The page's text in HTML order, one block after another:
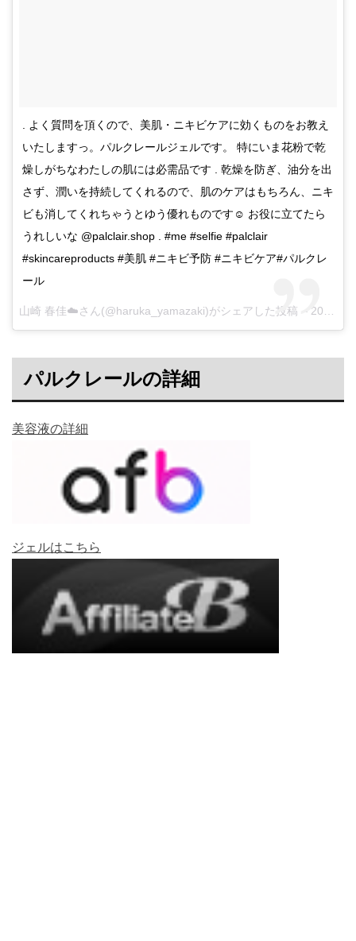
. よく質問を頂くので、美肌・ニキビケアに効くものをお教え
いたしますっ。パルクレールジェルです。 特にいま花粉で乾
燥しがちなわたしの肌には必需品です . 乾燥を防ぎ、油分を出
さず、潤いを持続してくれるので、肌のケアはもちろん、ニキ
ビも消してくれちゃうとゆう優れものです☺︎ お役に立てたら
うれしいな @palclair.shop . #me #selfie #palclair
#skincareproducts #美肌 #ニキビ予防 #ニキビケア#パルクレ
ール
山崎 春佳☁️さん(@haruka_yamazaki)がシェアした投稿 – 2017 2月 20 9:00午前 PST
パルクレールの詳細
美容液の詳細
ジェルはこちら